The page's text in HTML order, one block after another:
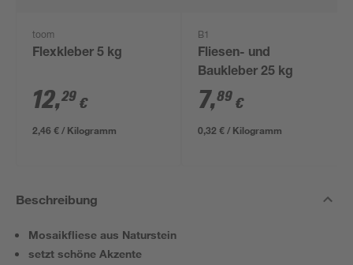
toom
Flexkleber 5 kg
12,29 €
2,46 € / Kilogramm
B1
Fliesen- und
Baukleber 25 kg
7,89 €
0,32 € / Kilogramm
Beschreibung
Mosaikfliese aus Naturstein
setzt schöne Akzente